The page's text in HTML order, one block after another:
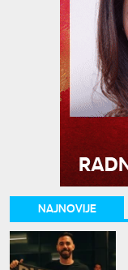
NAJNOVIJE